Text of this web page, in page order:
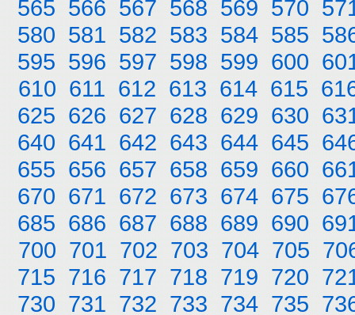
565 566 567 568 569 570
580 581 582 583 584 585
595 596 597 598 599 600
610 611 612 613 614 615
625 626 627 628 629 630
640 641 642 643 644 645
655 656 657 658 659 660
670 671 672 673 674 675
685 686 687 688 689 690
700 701 702 703 704 705
715 716 717 718 719 720
730 731 732 733 734 735